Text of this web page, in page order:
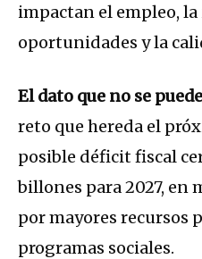
impactan el empleo, la
oportunidades y la
El dato que no se
reto que hereda el
posible déficit fiscal
billones para 2027, en
por mayores recursos
programas sociales.